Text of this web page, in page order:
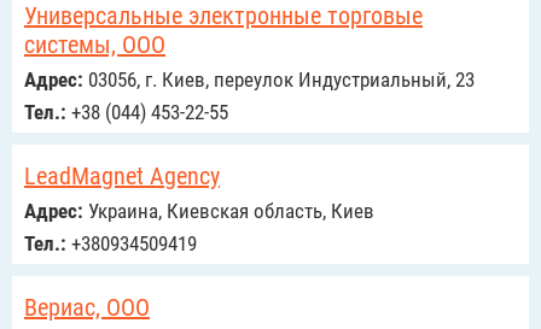
Универсальные электронные торговые
системы, ООО
Адрес: 03056, г. Киев, переулок Индустриальный, 23
Тел.: +38 (044) 453-22-55
LeadMagnet Agency
Адрес: Украина, Киевская область, Киев
Тел.: +380934509419
Вериас, ООО